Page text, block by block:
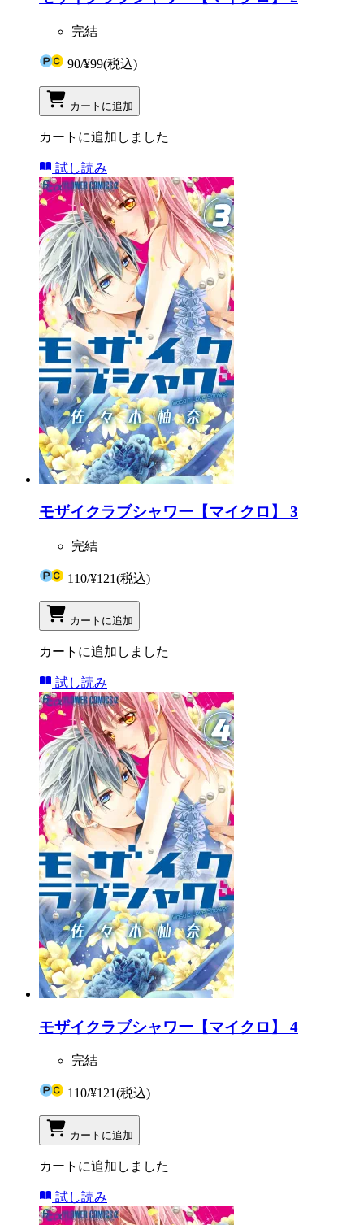
完結
90/¥99(税込)
カートに追加
カートに追加しました
試し読み
モザイクラブシャワー【マイクロ】 3
完結
110/¥121(税込)
カートに追加
カートに追加しました
試し読み
モザイクラブシャワー【マイクロ】 4
完結
110/¥121(税込)
カートに追加
カートに追加しました
試し読み